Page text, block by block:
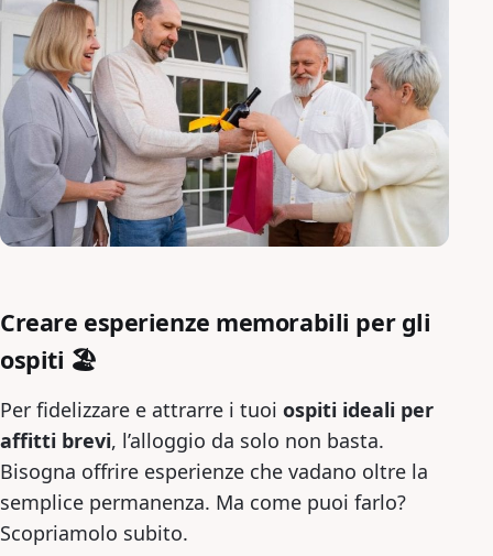
Creare esperienze memorabili per gli
ospiti 🏖️
Per fidelizzare e attrarre i tuoi ospiti ideali per
affitti brevi, l’alloggio da solo non basta.
Bisogna offrire esperienze che vadano oltre la
semplice permanenza. Ma come puoi farlo?
Scopriamolo subito.